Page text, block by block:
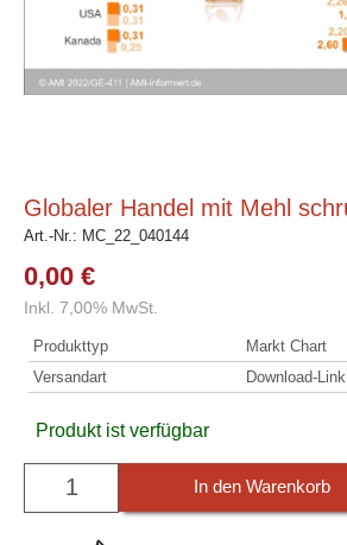
Globaler Handel mit Mehl
Art.-Nr.: MC_22_040144
0,00 €
Inkl. 7,00% MwSt.
Produkttyp
Markt Chart
Versandart
Download-Link
Produkt ist verfügbar
In den Warenkorb